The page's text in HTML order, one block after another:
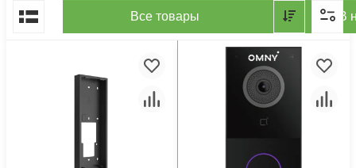
Все товары В
По популярности